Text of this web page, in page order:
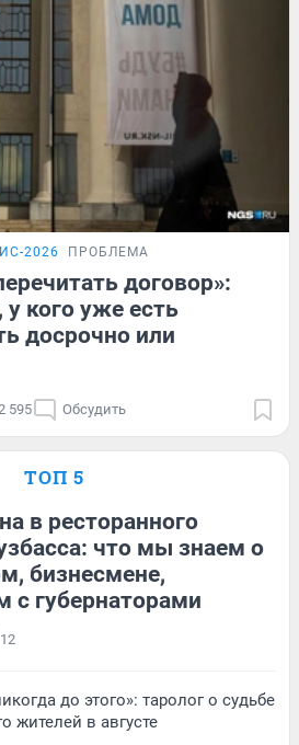
2026 ПРОБЛЕМА
договор»:
у кого уже есть
досрочно или
595 Обсудить
ТОП 5
в ресторанного
что мы знаем о
бизнесмене,
с губернаторами
12
до этого»: таролог о судьбе
жителей в августе